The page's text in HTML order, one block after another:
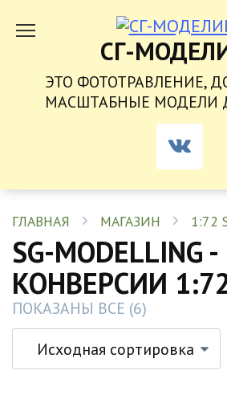
СОДЕРЖАНИЮСГ-
ЭТО ФОТОТРАВЛЕНИЕ,
МАСШТАБНЫЕ МОДЕЛИ
ГЛАВНАЯ МАГАЗИН 1:72
SG-MODELLING -
КОНВЕРСИИ
ПОКАЗАНЫ ВСЕ (6)